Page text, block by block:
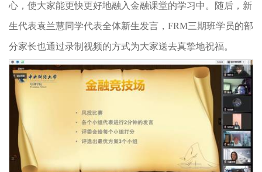
心，使大家能更快更好地融入金融课堂的学习中。随后，新
生代表袁兰慧同学代表全体新生发言，FRM三期班学员的部
分家长也通过录制视频的方式为大家送去真挚地祝福。